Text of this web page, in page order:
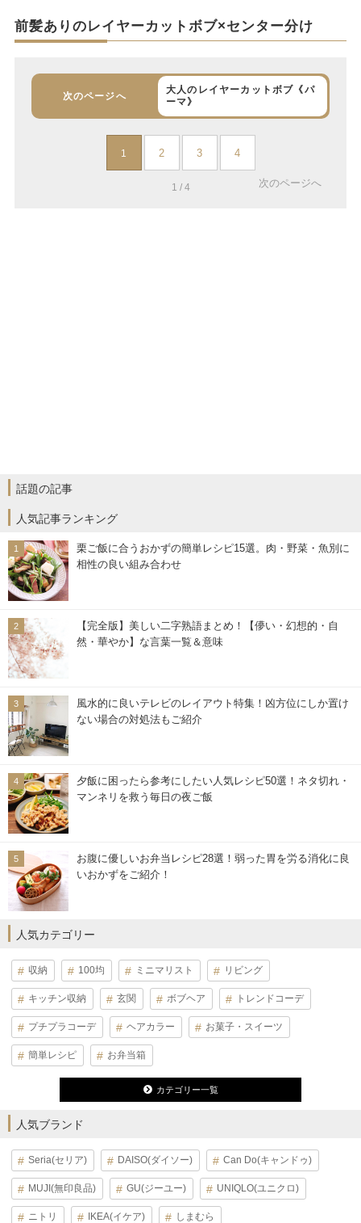
前髪ありのレイヤーカットボブ×センター分け
次のページへ
大人のレイヤーカットボブ《パ
ーマ》
1 2 3 4
1 / 4 次のページへ
話題の記事
人気記事ランキング
栗ご飯に合うおかずの簡単レシピ15選。肉・野菜・魚別に
相性の良い組み合わせ
【完全版】美しい二字熟語まとめ！【儚い・幻想的・自
然・華やか】な言葉一覧＆意味
風水的に良いテレビのレイアウト特集！凶方位にしか置け
ない場合の対処法もご紹介
夕飯に困ったら参考にしたい人気レシピ50選！ネタ切れ・
マンネリを救う毎日の夜ご飯
お腹に優しいお弁当レシピ28選！弱った胃を労る消化に良
いおかずをご紹介！
人気カテゴリー
収納 100均 ミニマリスト リビング
キッチン収納 玄関 ボブヘア トレンドコーデ
プチプラコーデ ヘアカラー お菓子・スイーツ
簡単レシピ お弁当箱
カテゴリー一覧
人気ブランド
Seria(セリア) DAISO(ダイソー) Can Do(キャンドゥ)
MUJI(無印良品) GU(ジーユー) UNIQLO(ユニクロ)
ニトリ IKEA(イケア) しまむら